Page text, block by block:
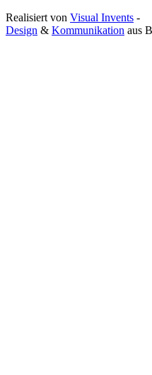
Realisiert von Visual Invents -
Design & Kommunikation aus